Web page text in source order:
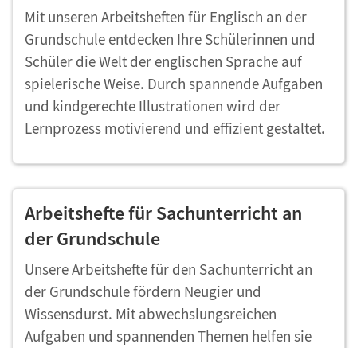
Mit unseren Arbeitsheften für Englisch an der
Grundschule entdecken Ihre Schülerinnen und
Schüler die Welt der englischen Sprache auf
spielerische Weise. Durch spannende Aufgaben
und kindgerechte Illustrationen wird der
Lernprozess motivierend und effizient gestaltet.
Arbeitshefte für Sachunterricht an
der Grundschule
Unsere Arbeitshefte für den Sachunterricht an
der Grundschule fördern Neugier und
Wissensdurst. Mit abwechslungsreichen
Aufgaben und spannenden Themen helfen sie